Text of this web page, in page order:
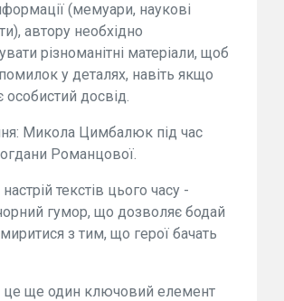
(мемуари, наукові
автору необхідно
різноманітні матеріали, щоб
у деталях, навіть якщо
особистий досвід.
Микола Цимбалюк під час
Романцової.
текстів цього часу -
гумор, що дозволяє бодай
з тим, що герої бачать
це ще один ключовий елемент